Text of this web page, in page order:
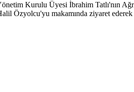
Kurulu Üyesi İbrahim Tatlı'nın
Özyolcu'yu makamında ziyaret